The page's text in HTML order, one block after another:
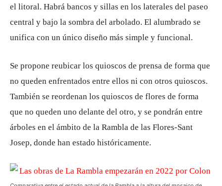
el litoral. Habrá bancos y sillas en los laterales del paseo
central y bajo la sombra del arbolado. El alumbrado se
unifica con un único diseño más simple y funcional.
Se propone reubicar los quioscos de prensa de forma que
no queden enfrentados entre ellos ni con otros quioscos.
También se reordenan los quioscos de flores de forma
que no queden uno delante del otro, y se pondrán entre
árboles en el ámbito de la Rambla de las Flores-Sant
Josep, donde han estado históricamente.